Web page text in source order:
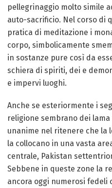
pellegrinaggio molto simile
auto-sacrificio. Nel corso di
pratica di meditazione i
corpo, simbolicamente
in sostanze pure così da
schiera di spiriti, dei e
e impervi luoghi.
Anche se esteriormente i
religione sembrano dei
unanime nel ritenere che la
la collocano in una vasta
centrale, Pakistan
Sebbene in queste zone la
ancora oggi numerosi